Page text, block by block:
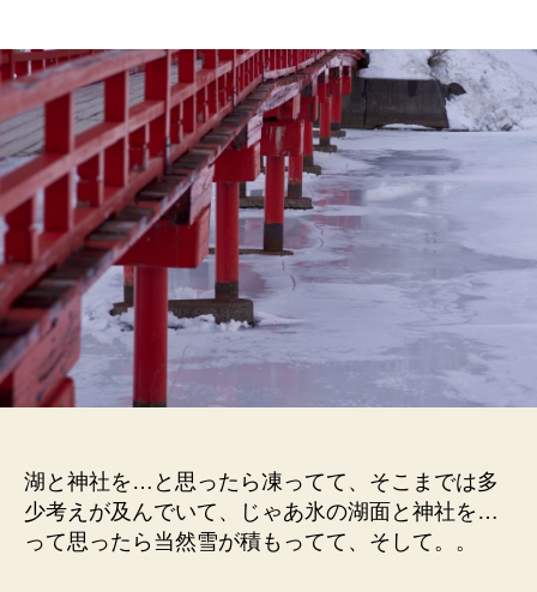
湖と神社を…と思ったら凍ってて、そこまでは多
少考えが及んでいて、じゃあ氷の湖面と神社を…
って思ったら当然雪が積もってて、そして。。